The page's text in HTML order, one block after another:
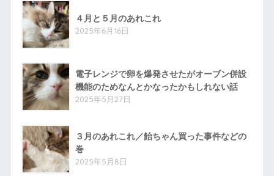
４月と５月のあれこれ
2025年6月16日
電子レンジで卵を爆発させたがオーブン併設
機能のためなんとかなったかもしれない話
2025年5月27日
３月のあれこれ／飴ちゃん買った事件などの
巻
2025年5月8日